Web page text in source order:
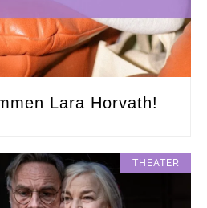
Lara Horvath!
THEATER